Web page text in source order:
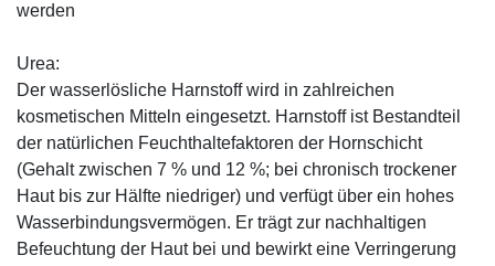
werden
Urea:
Der wasserlösliche Harnstoff wird in zahlreichen
kosmetischen Mitteln eingesetzt. Harnstoff ist Bestandteil
der natürlichen Feuchthaltefaktoren der Hornschicht
(Gehalt zwischen 7 % und 12 %; bei chronisch trockener
Haut bis zur Hälfte niedriger) und verfügt über ein hohes
Wasserbindungsvermögen. Er trägt zur nachhaltigen
Befeuchtung der Haut bei und bewirkt eine Verringerung